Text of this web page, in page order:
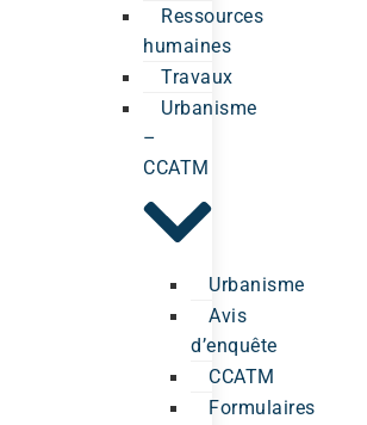
Ressources
humaines
Travaux
Urbanisme
–
CCATM
Urbanisme
Avis
d’enquête
CCATM
Formulaires